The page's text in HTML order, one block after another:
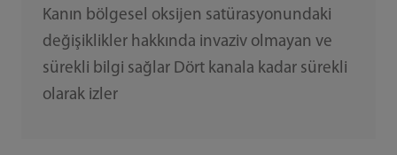
Kanın bölgesel oksijen satürasyonundaki
değişiklikler hakkında invaziv olmayan ve
sürekli bilgi sağlar Dört kanala kadar sürekli
olarak izler